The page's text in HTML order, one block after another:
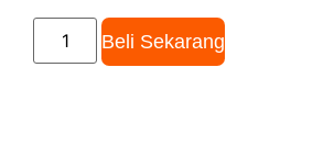
Beli Sekarang